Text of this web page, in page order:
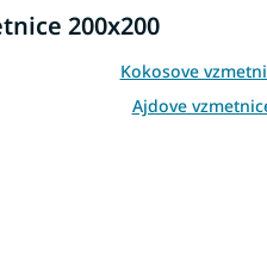
200x200
Kokosove
Ajdove